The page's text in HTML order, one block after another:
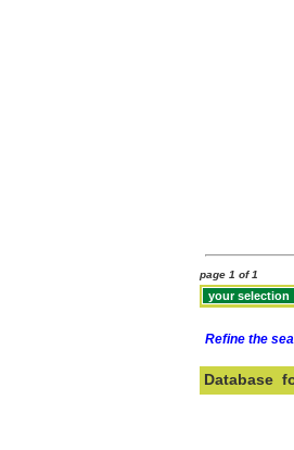
page 1 of 1
Refine the
Database